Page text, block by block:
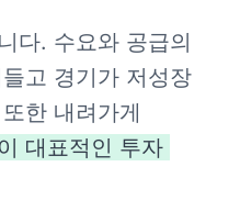
다. 수요와 공급의
고 경기가 저성장
한 내려가게
대표적인 투자